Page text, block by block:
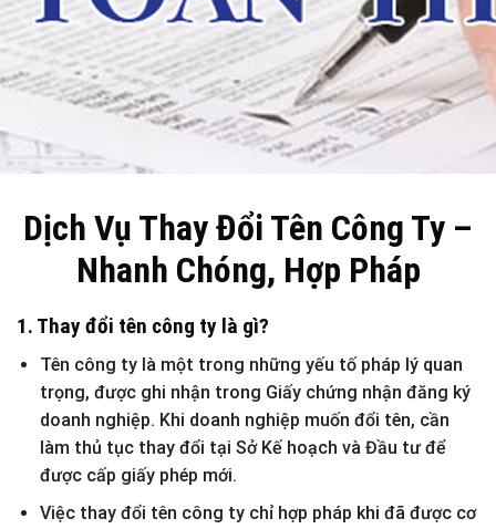
Dịch Vụ Thay Đổi Tên Công Ty –
Nhanh Chóng, Hợp Pháp
1. Thay đổi tên công ty là gì?
Tên công ty là một trong những yếu tố pháp lý quan
trọng, được ghi nhận trong Giấy chứng nhận đăng ký
doanh nghiệp. Khi doanh nghiệp muốn đổi tên, cần
làm thủ tục thay đổi tại Sở Kế hoạch và Đầu tư để
được cấp giấy phép mới.
Việc thay đổi tên công ty chỉ hợp pháp khi đã được cơ